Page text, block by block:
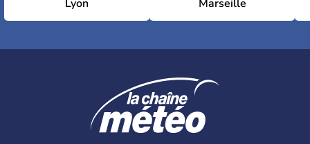
Lyon Marseille